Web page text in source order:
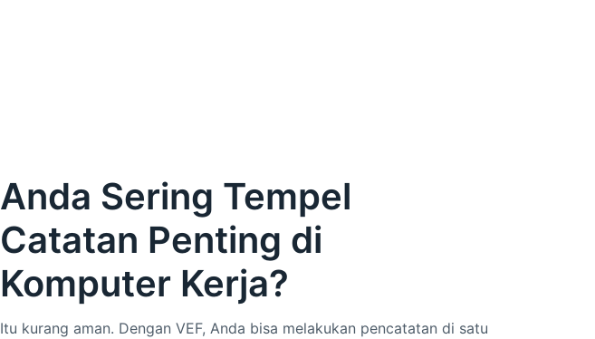
Anda Sering Tempel
Catatan Penting di
Komputer Kerja?
Itu kurang aman. Dengan VEF, Anda bisa melakukan pencatatan di satu